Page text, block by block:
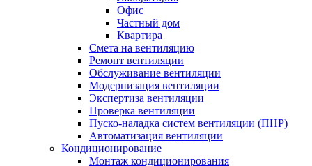
Офис
Частный дом
Квартира
Смета на вентиляцию
Ремонт вентиляции
Обслуживание вентиляции
Модернизация вентиляции
Экспертиза вентиляции
Проверка вентиляции
Пуско-наладка систем вентиляции (ПНР)
Автоматизация вентиляции
Кондиционирование
Монтаж кондиционирования